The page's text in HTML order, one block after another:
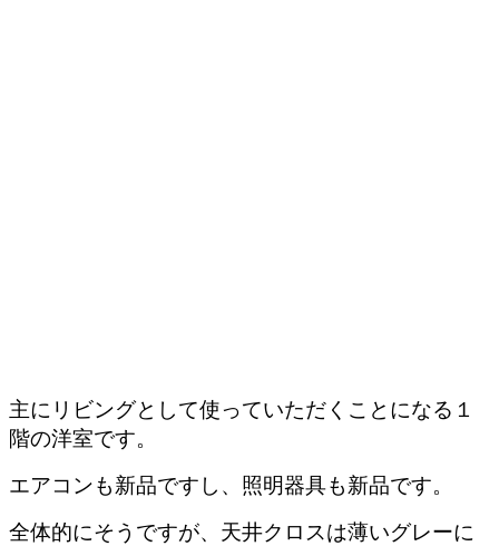
主にリビングとして使っていただくことになる１
階の洋室です。
エアコンも新品ですし、照明器具も新品です。
全体的にそうですが、天井クロスは薄いグレーに